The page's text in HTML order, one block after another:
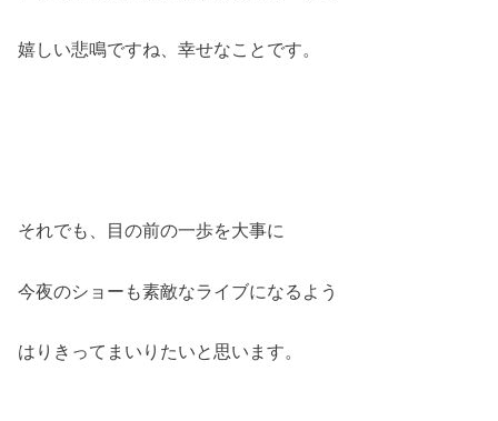
嬉しい悲鳴ですね、幸せなことです。
それでも、目の前の一歩を大事に
今夜のショーも素敵なライブになるよう
はりきってまいりたいと思います。